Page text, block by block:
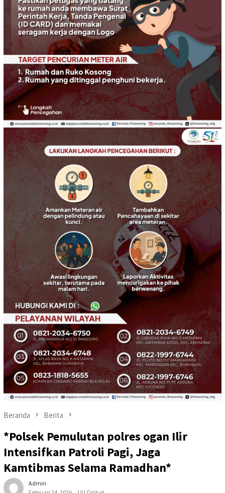
Beranda Berita
*Polsek Pemulutan polres ogan Ilir
Intensifkan Patroli Pagi, Jaga
Kamtibmas Selama Ramadhan*
Admin